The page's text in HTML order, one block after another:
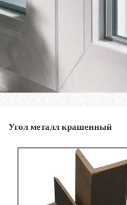
Угол металл крашенный